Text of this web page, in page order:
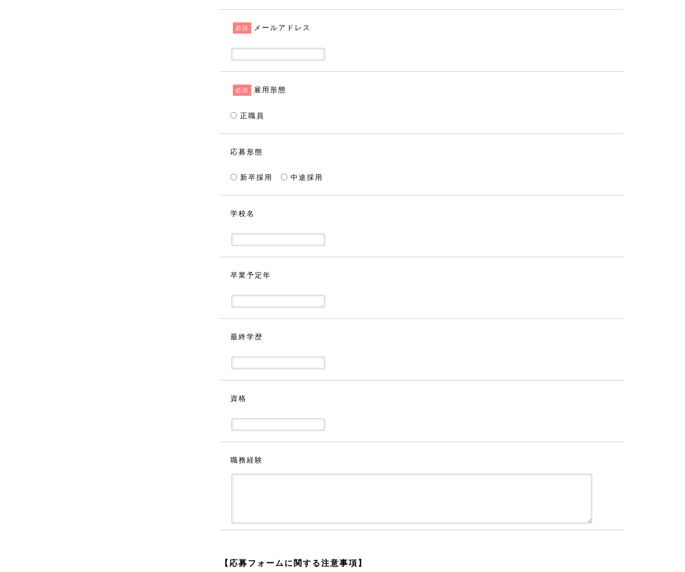
必須 メールアドレス
必須 雇用形態
正職員
応募形態
新卒採用 中途採用
学校名
卒業予定年
最終学歴
資格
職務経験
【応募フォームに関する注意事項】